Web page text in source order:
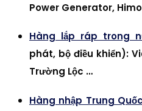
Power Generator,
Hàng lắp ráp trong
phát, bộ điều khiển):
Trường Lộc …
Hàng nhập Trung Quốc